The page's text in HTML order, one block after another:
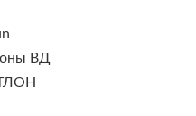
ВД